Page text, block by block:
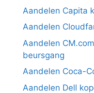
Aandelen Capita
Aandelen
Aandelen
beursgang
Aandelen Coca-
Aandelen Dell